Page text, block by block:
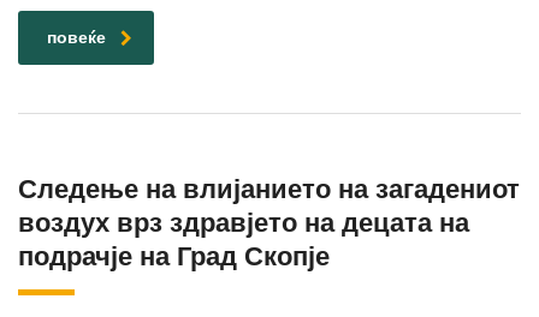
повеќе
Следење на влијанието на загадениот
воздух врз здравјето на децата на
подрачје на Град Скопје